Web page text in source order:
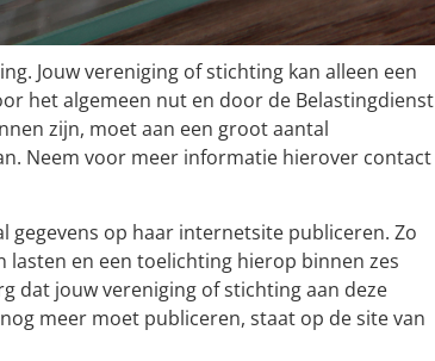
Jouw vereniging of stichting kan alleen een
het algemeen nut en door de Belastingdienst
zijn, moet aan een groot aantal
Neem voor meer informatie hierover contact
gegevens op haar internetsite publiceren. Zo
lasten en een toelichting hierop binnen zes
dat jouw vereniging of stichting aan deze
meer moet publiceren, staat op de site van